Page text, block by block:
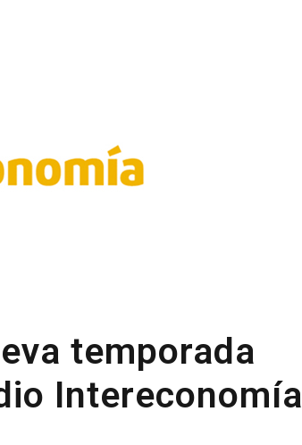
temporada
Intereconomía